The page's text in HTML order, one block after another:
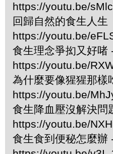
https://youtu.be/
回歸自然的食生人
https://youtu.be/
食生理念爭抝又好啫
https://youtu.be/
為什麼要像猩猩那樣
https://youtu.be/
食生降血壓沒解決
https://youtu.be/
食生食到便秘怎麼辦